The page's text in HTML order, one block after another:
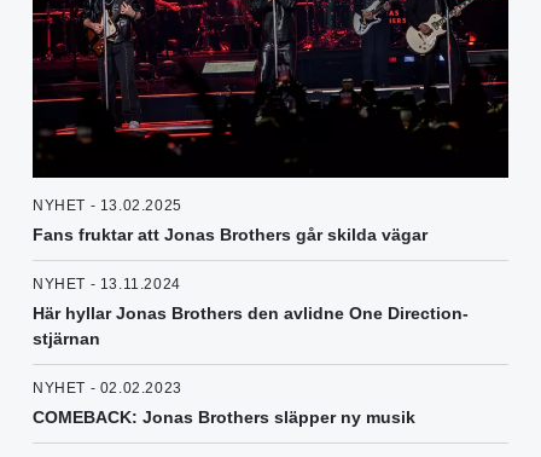
NYHET - 13.02.2025
Fans fruktar att Jonas Brothers går skilda vägar
NYHET - 13.11.2024
Här hyllar Jonas Brothers den avlidne One Direction-
stjärnan
NYHET - 02.02.2023
COMEBACK: Jonas Brothers släpper ny musik